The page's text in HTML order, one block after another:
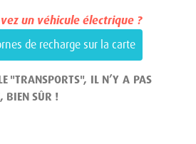
un véhicule électrique ?
de recharge sur la carte
"TRANSPORTS", IL N’Y A PAS
BIEN SÛR !